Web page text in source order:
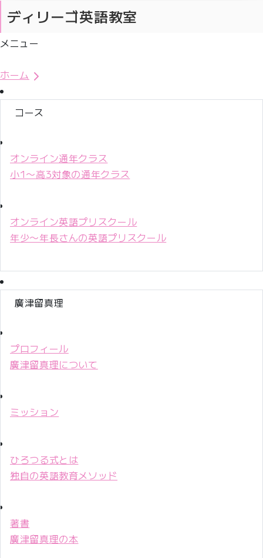
ディリーゴ英語教室
メニュー
ホーム
コース
オンライン通年クラス
小1〜高3対象の通年クラス
オンライン英語プリスクール
年少〜年長さんの英語プリスクール
廣津留真理
プロフィール
廣津留真理について
ミッション
ひろつる式とは
独自の英語教育メソッド
著書
廣津留真理の本